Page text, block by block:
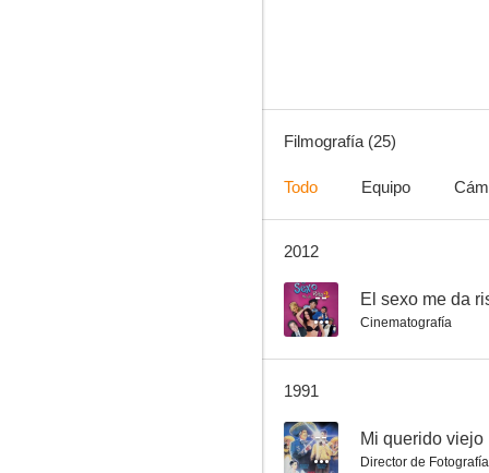
Perico el de los Palotes
Filmografía (25)
Todo Equipo
2012
-- El sexo me da
Cinematografía
1991
-- Mi querido viejo
Director de Fotografía